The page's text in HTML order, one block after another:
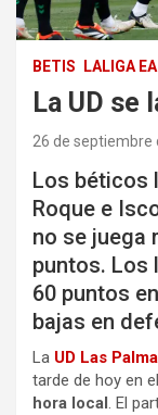
BETIS LALIGA
La UD se
26 de septiembre
Los béticos
Roque e
no se juega
puntos. Los
60 puntos
bajas en
La UD Las
tarde de hoy en el
hora local . El